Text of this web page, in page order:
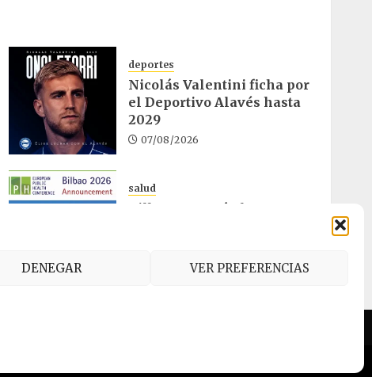
DENEGAR VER PREFERENCIAS
deportes
Nicolás Valentini ficha por
el Deportivo Alavés hasta
2029
07/08/2026
salud
Bilbao acogerá el mayor
06/08/2026